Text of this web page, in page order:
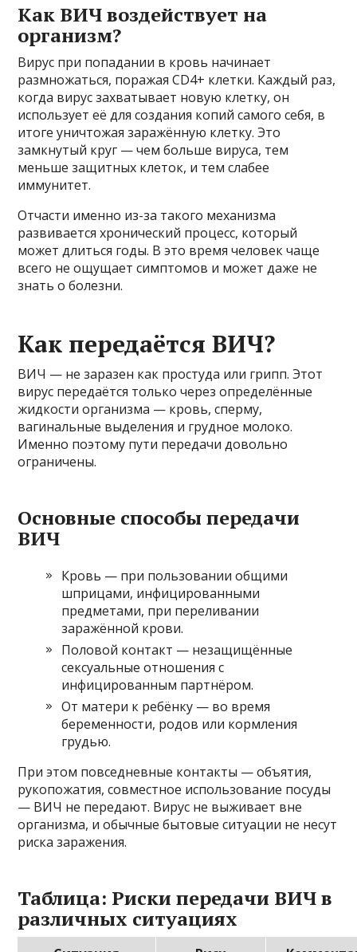
Как ВИЧ воздействует на
организм?
Вирус при попадании в кровь начинает
размножаться, поражая CD4+ клетки. Каждый раз,
когда вирус захватывает новую клетку, он
использует её для создания копий самого себя, в
итоге уничтожая заражённую клетку. Это
замкнутый круг — чем больше вируса, тем
меньше защитных клеток, и тем слабее
иммунитет.
Отчасти именно из-за такого механизма
развивается хронический процесс, который
может длиться годы. В это время человек чаще
всего не ощущает симптомов и может даже не
знать о болезни.
Как передаётся ВИЧ?
ВИЧ — не заразен как простуда или грипп. Этот
вирус передаётся только через определённые
жидкости организма — кровь, сперму,
вагинальные выделения и грудное молоко.
Именно поэтому пути передачи довольно
ограничены.
Основные способы передачи
ВИЧ
Кровь — при пользовании общими
шприцами, инфицированными
предметами, при переливании
заражённой крови.
Половой контакт — незащищённые
сексуальные отношения с
инфицированным партнёром.
От матери к ребёнку — во время
беременности, родов или кормления
грудью.
При этом повседневные контакты — объятия,
рукопожатия, совместное использование посуды
— ВИЧ не передают. Вирус не выживает вне
организма, и обычные бытовые ситуации не несут
риска заражения.
Таблица: Риски передачи ВИЧ в
различных ситуациях